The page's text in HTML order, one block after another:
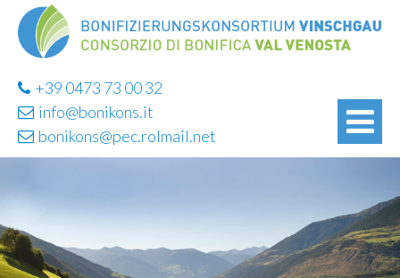
+39 0473 73 00 32
info@bonikons.it
bonikons@pec.rolmail.net